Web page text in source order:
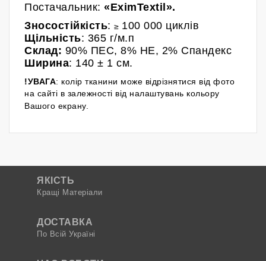
Постачальник: «EximTextil».
Зносостійкість: ≥ 100 000 циклів
Щільність: 365 г/м.п
Склад: 90% ПЕС, 8% НЕ, 2% Спандекс
Ширина: 140 ± 1 см.
!УВАГА: колір тканини може відрізнятися від фото
на сайті в залежності від налаштувань кольору
Вашого екрану.
ЯКІСТЬ
Кращі Матеріали
ДОСТАВКА
По Всій Україні